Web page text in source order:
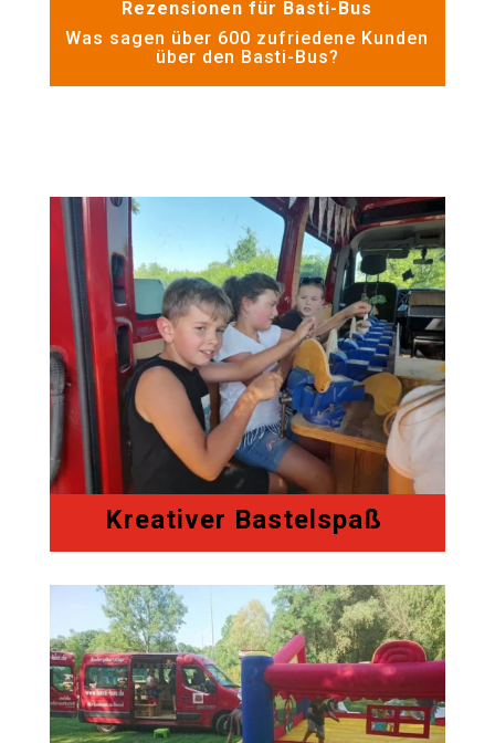
Rezensionen für Basti-Bus
Was sagen über 600 zufriedene Kunden
über den Basti-Bus?
Kreativer Bastelspaß